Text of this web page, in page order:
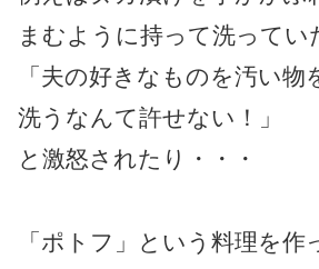
まむように持って洗ってい
「夫の好きなものを汚い物
洗うなんて許せない！」
と激怒されたり・・・
「ポトフ」という料理を作